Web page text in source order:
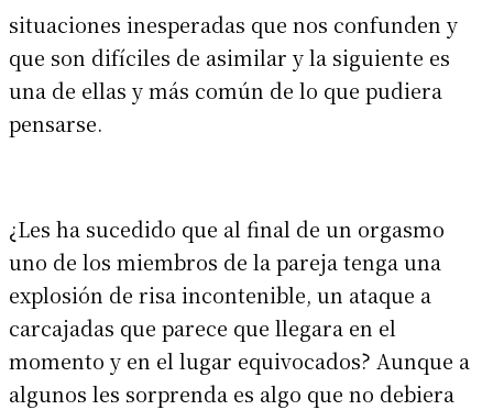
situaciones inesperadas que nos confunden y
que son difíciles de asimilar y la siguiente es
una de ellas y más común de lo que pudiera
pensarse.
¿Les ha sucedido que al final de un orgasmo
uno de los miembros de la pareja tenga una
explosión de risa incontenible, un ataque a
carcajadas que parece que llegara en el
momento y en el lugar equivocados? Aunque a
algunos les sorprenda es algo que no debiera